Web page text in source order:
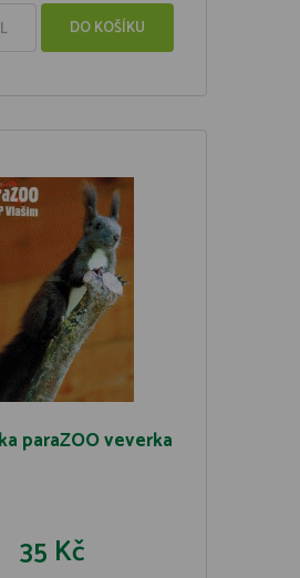
DO KOŠÍKU
paraZOO veverka
35 Kč